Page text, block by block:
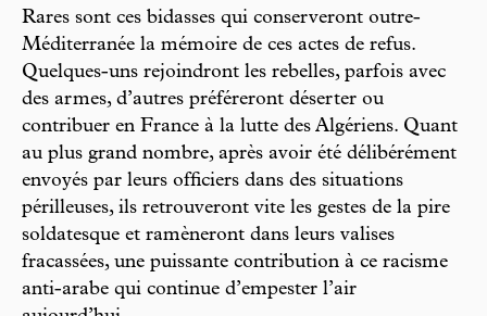
Rares sont ces bidasses qui conserveront outre-
Méditerranée la mémoire de ces actes de refus.
Quelques-uns rejoindront les rebelles, parfois avec
des armes, d’autres préféreront déserter ou
contribuer en France à la lutte des Algériens. Quant
au plus grand nombre, après avoir été délibérément
envoyés par leurs officiers dans des situations
périlleuses, ils retrouveront vite les gestes de la pire
soldatesque et ramèneront dans leurs valises
fracassées, une puissante contribution à ce racisme
anti-arabe qui continue d’empester l’air